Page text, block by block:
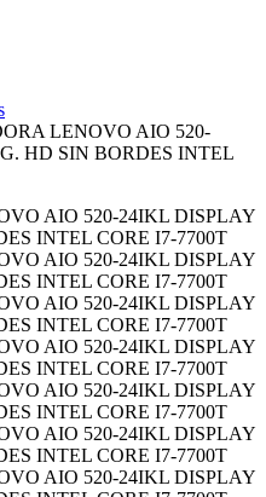
LENOVO AIO 520-
HD SIN BORDES INTEL